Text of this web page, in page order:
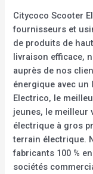
Citycoco Scooter
fournisseurs et
de produits de
livraison efficace,
auprès de nos
énergique avec un
Electrico, le
jeunes, le meilleur
électrique à gros
terrain électrique.
fabricants 100 %
sociétés